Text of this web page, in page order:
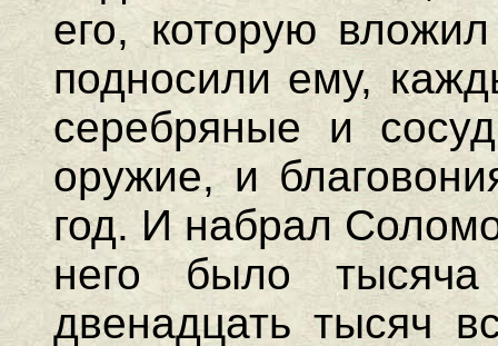
его, которую
подносили ему,
серебряные и
оружие, и
год. И набрал
него было
двенадцать тысяч